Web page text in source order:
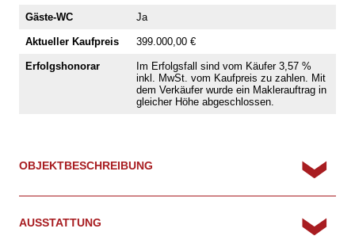
Gäste-WC Ja
Aktueller Kaufpreis 399.000,00 €
Erfolgshonorar
Im Erfolgsfall sind vom Käufer 3,57 %
inkl. MwSt. vom Kaufpreis zu zahlen. Mit
dem Verkäufer wurde ein Maklerauftrag in
gleicher Höhe abgeschlossen.
OBJEKTBESCHREIBUNG
AUSSTATTUNG